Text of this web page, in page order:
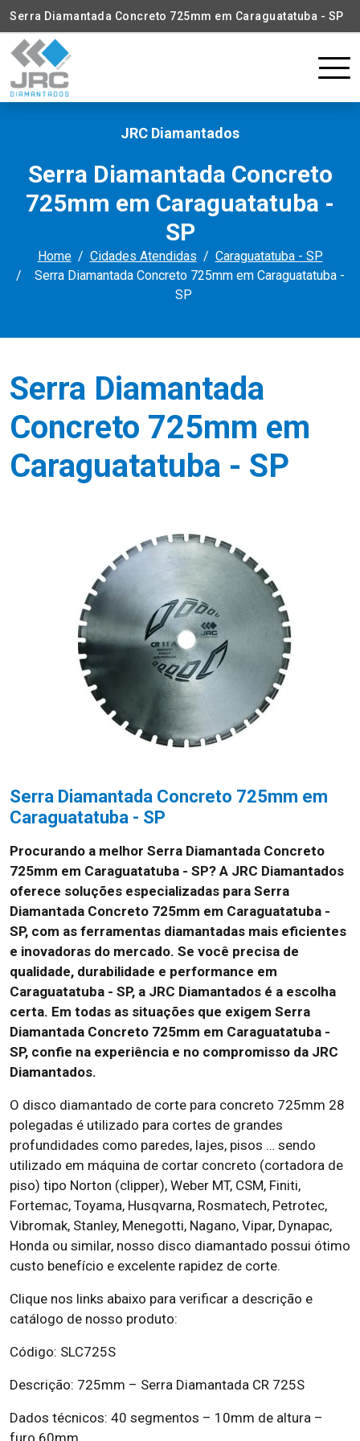
Serra Diamantada Concreto 725mm em Caraguatatuba - SP
JRC Diamantados
Serra Diamantada Concreto
725mm em Caraguatatuba -
SP
Home Cidades Atendidas
Caraguatatuba - SP
Serra Diamantada Concreto 725mm em Caraguatatuba -
SP
Serra Diamantada
Concreto 725mm em
Caraguatatuba - SP
Serra Diamantada Concreto 725mm em
Caraguatatuba - SP
Procurando a melhor Serra Diamantada Concreto
725mm em Caraguatatuba - SP? A JRC Diamantados
oferece soluções especializadas para Serra
Diamantada Concreto 725mm em Caraguatatuba -
SP, com as ferramentas diamantadas mais eficientes
e inovadoras do mercado. Se você precisa de
qualidade, durabilidade e performance em
Caraguatatuba - SP, a JRC Diamantados é a escolha
certa. Em todas as situações que exigem Serra
Diamantada Concreto 725mm em Caraguatatuba -
SP, confie na experiência e no compromisso da JRC
Diamantados.
O disco diamantado de corte para concreto 725mm 28
polegadas é utilizado para cortes de grandes
profundidades como paredes, lajes, pisos … sendo
utilizado em máquina de cortar concreto (cortadora de
piso) tipo Norton (clipper), Weber MT, CSM, Finiti,
Fortemac, Toyama, Husqvarna, Rosmatech, Petrotec,
Vibromak, Stanley, Menegotti, Nagano, Vipar, Dynapac,
Honda ou similar, nosso disco diamantado possui ótimo
custo benefício e excelente rapidez de corte.
Clique nos links abaixo para verificar a descrição e
catálogo de nosso produto:
Código: SLC725S
Descrição: 725mm – Serra Diamantada CR 725S
Dados técnicos: 40 segmentos – 10mm de altura –
furo 60mm